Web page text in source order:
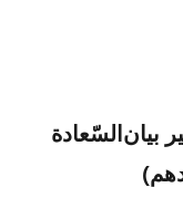
بیان‌السّعادة